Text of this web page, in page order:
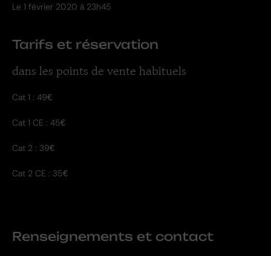
Le 1 février 2020 à 23h45
Tarifs et réservation
dans les points de vente habituels
Cat 1 : 49€
Cat 1 CE : 45€
Cat 2 : 39€
Cat 2 CE : 35€
Renseignements et contact